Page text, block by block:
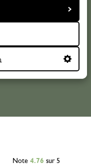
Note 4.76 sur 5